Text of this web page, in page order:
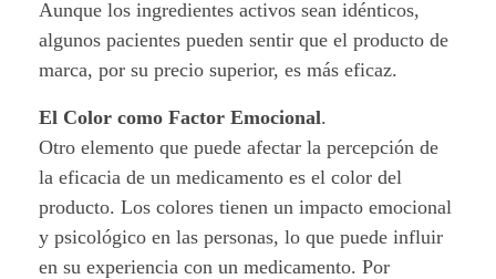
o
g
í
a
d
e
Aunque los ingredientes activos sean idénticos,
algunos pacientes pueden sentir que el producto de
marca, por su precio superior, es más eficaz.
El Color como Factor Emocional.
Otro elemento que puede afectar la percepción de
la eficacia de un medicamento es el color del
producto. Los colores tienen un impacto emocional
y psicológico en las personas, lo que puede influir
en su experiencia con un medicamento. Por